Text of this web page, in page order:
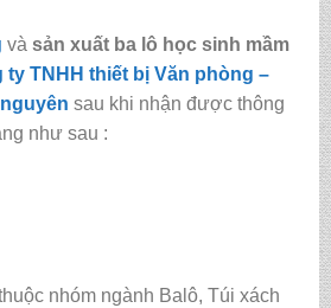
và sản xuất ba lô học sinh mầm
ty TNHH thiết bị Văn phòng –
sau khi nhận được thông
như sau :
nhóm ngành Balô, Túi xách